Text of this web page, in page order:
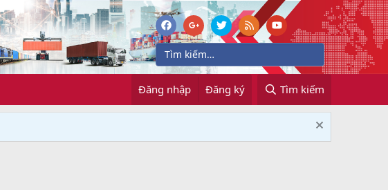
Đăng nhập Đăng ký Tìm kiếm